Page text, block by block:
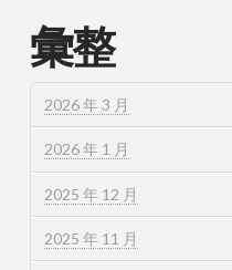
彙整
2026 年 3 月
2026 年 1 月
2025 年 12 月
2025 年 11 月